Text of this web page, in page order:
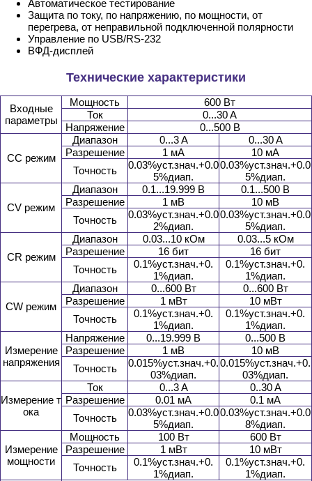
Автоматическое тестирование
Защита по току, по напряжению, по мощности, от
перегрева, от неправильной подключенной полярности
Управление по USB/RS-232
ВФД-дисплей
Технические характеристики
Входные
параметры
Мощность
600 Вт
Ток
0...30 A
Напряжение
0...500 В
CC режим
Диапазон 0...3 A
0...30 A
Разрешение
1 мA
10 мA
Точность
0.03%уст.знач.+0.0
5%диап.
0.03%уст.знач.+0.0
5%диап.
CV режим
Диапазон 0.1...19.999 В
0.1...500 В
Разрешение
1 мВ
10 мВ
Точность
0.03%уст.знач.+0.0
2%диап.
0.03%уст.знач.+0.0
5%диап.
CR режим
Диапазон 0.03...10 кОм
0.03...5 кОм
Разрешение
16 бит
16 бит
Точность
0.1%уст.знач.+0.
1%диап.
0.1%уст.знач.+0.
1%диап.
CW режим
Диапазон 0...600 Вт
0...600 Вт
Разрешение
1 мВт
10 мВт
Точность
0.1%уст.знач.+0.
1%диап.
0.1%уст.знач.+0.
1%диап.
Измерение
напряжения
Напряжение 0...19.999 В
0...500 В
Разрешение
1 мВ
10 мВ
Точность
0.015%уст.знач.+0.
03%диап.
0.015%уст.знач.+0.
03%диап.
Измерение т
ока
Ток 0...3 A
0..30 A
Разрешение
0.01 мА
0.1 мA
Точность
0.03%уст.знач.+0.0
5%диап.
0.03%уст.знач.+0.0
8%диап.
Измерение
мощности
Мощность 100 Вт
600 Вт
Разрешение
1 мВт
10 мВт
Точность
0.1%уст.знач.+0.
1%диап.
0.1%уст.знач.+0.
1%диап.